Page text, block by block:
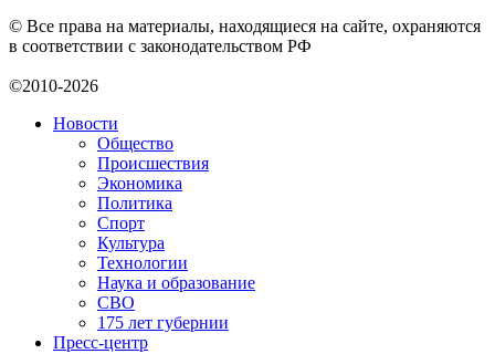
© Все права на материалы, находящиеся на сайте, охраняются
в соответствии с законодательством РФ
©2010-2026
Новости
Общество
Происшествия
Экономика
Политика
Спорт
Культура
Технологии
Наука и образование
СВО
175 лет губернии
Пресс-центр